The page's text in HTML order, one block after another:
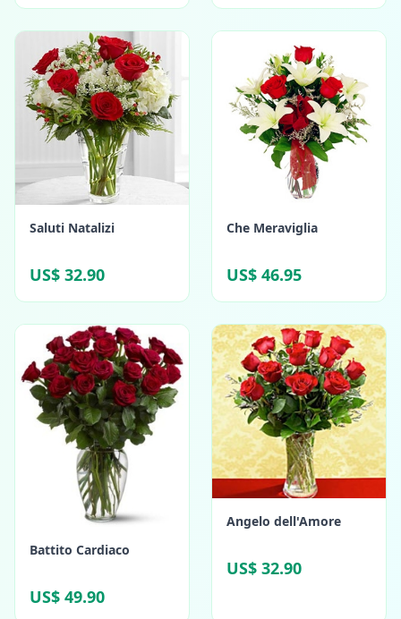
Saluti Natalizi
US$ 32.90
Che Meraviglia
US$ 46.95
Battito Cardiaco
US$ 49.90
Angelo dell'Amore
US$ 32.90